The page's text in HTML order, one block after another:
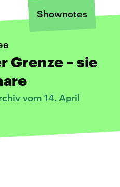
Shownotes
Grenze – sie
vom 14. April